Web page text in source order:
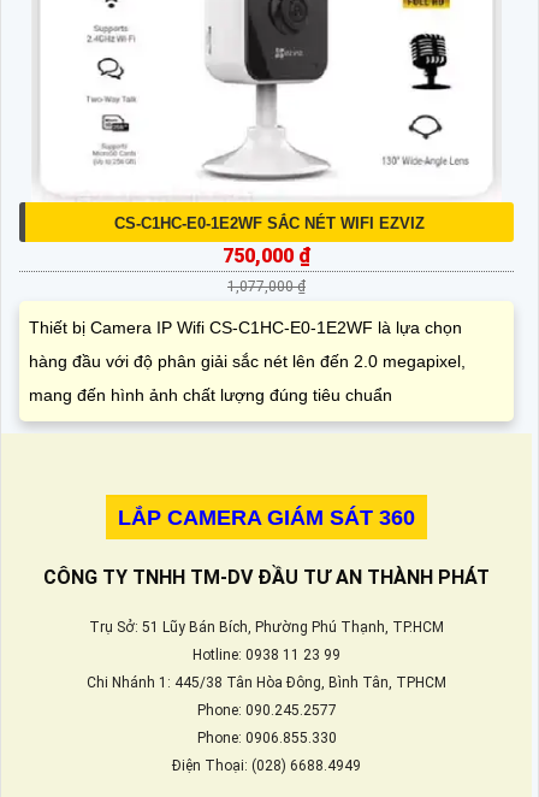
CS-C1HC-E0-1E2WF SẮC NÉT WIFI EZVIZ
750,000 ₫
1,077,000 ₫
Thiết bị Camera IP Wifi CS-C1HC-E0-1E2WF là lựa chọn
hàng đầu với độ phân giải sắc nét lên đến 2.0 megapixel,
mang đến hình ảnh chất lượng đúng tiêu chuẩn
LẮP CAMERA GIÁM SÁT 360
CÔNG TY TNHH TM-DV ĐẦU TƯ AN THÀNH PHÁT
Trụ Sở: 51 Lũy Bán Bích, Phường Phú Thạnh, TP.HCM
Hotline: 0938 11 23 99
Chi Nhánh 1: 445/38 Tân Hòa Đông, Bình Tân, TPHCM
Phone: 090.245.2577
Phone: 0906.855.330
Điện Thoại: (028) 6688.4949